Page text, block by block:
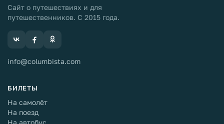
Сайт о путешествиях и для
путешественников. С 2015 года.
info@columbista.com
БИЛЕТЫ
На самолёт
На поезд
На автобус